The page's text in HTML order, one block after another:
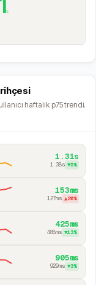
s
haftalık p75 trendi.
1.31s
1.38s ▼5%
153ms
127ms ▲20%
425ms
488ms ▼13%
905ms
929ms ▼3%